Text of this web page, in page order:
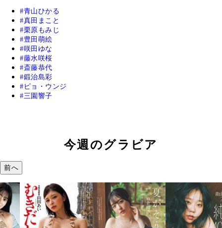
青山ひかる
真田まこと
栗原もみじ
豊田萌絵
咲田ゆな
藤水咲桜
斎藤恭代
鍛治島彩
ピョ・ウンジ
三園響子
今週のグラビア
前へ